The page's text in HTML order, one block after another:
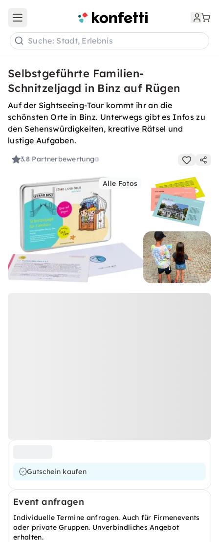
Open main menu
Suche: Stadt, Erlebnis
Selbstgeführte Familien-
Schnitzeljagd in Binz auf Rügen
Auf der Sightseeing-Tour kommt ihr an die
schönsten Orte in Binz. Unterwegs gibt es Infos zu
den Sehenswürdigkeiten, kreative Rätsel und
lustige Aufgaben.
3.8 Partnerbewertung
Alle Fotos
Gutschein kaufen
Event anfragen
Individuelle Termine anfragen. Auch für Firmenevents
oder private Gruppen. Unverbindliches Angebot
erhalten.